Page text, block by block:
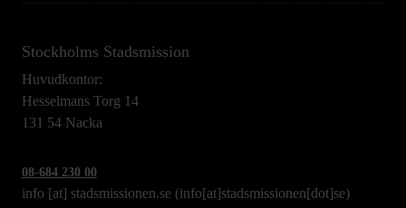
Stockholms Stadsmission
Huvudkontor:
Hesselmans Torg 14
131 54 Nacka
08-684 230 00
info [at] stadsmissionen.se (info[at]stadsmissionen[dot]se)